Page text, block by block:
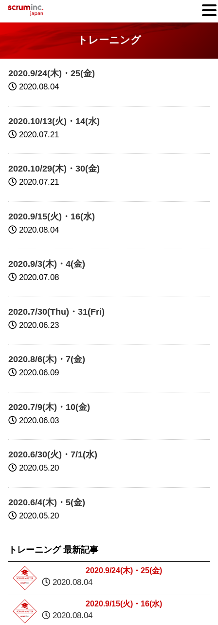
トレーニング
2020.9/24(木)・25(金)
2020.08.04
2020.10/13(火)・14(水)
2020.07.21
2020.10/29(木)・30(金)
2020.07.21
2020.9/15(火)・16(水)
2020.08.04
2020.9/3(木)・4(金)
2020.07.08
2020.7/30(Thu)・31(Fri)
2020.06.23
2020.8/6(木)・7(金)
2020.06.09
2020.7/9(木)・10(金)
2020.06.03
2020.6/30(火)・7/1(水)
2020.05.20
2020.6/4(木)・5(金)
2020.05.20
トレーニング 最新記事
2020.9/24(木)・25(金)
2020.08.04
2020.9/15(火)・16(水)
2020.08.04